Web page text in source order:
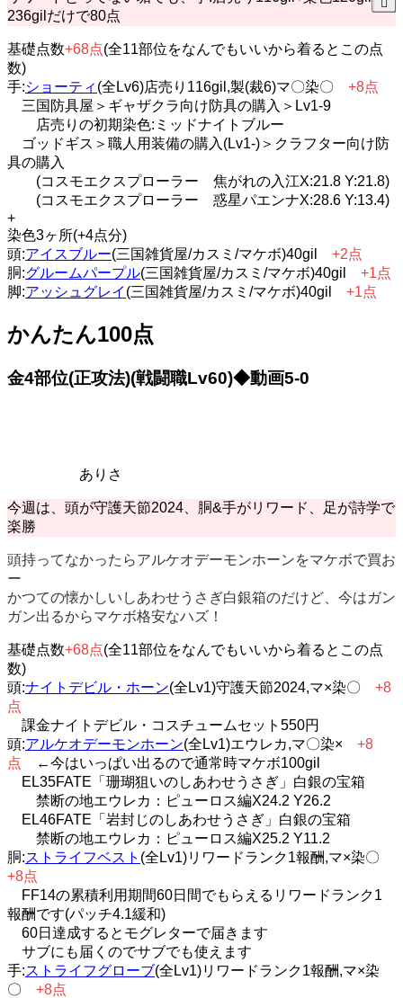
236gilだけで80点
基礎点数+68点(全11部位をなんでもいいから着るとこの点
数)
手:ショーティ (全Lv6)店売り116gil,製(裁6)マ〇染〇 +8点
三国防具屋＞ギャザクラ向け防具の購入＞Lv1-9
店売りの初期染色:ミッドナイトブルー
ゴッドギス＞職人用装備の購入(Lv1-)＞クラフター向け防
具の購入
(コスモエクスプローラー 焦がれの入江X:21.8 Y:21.8)
(コスモエクスプローラー 惑星パエンナX:28.6 Y:13.4)
+
染色3ヶ所(+4点分)
頭:アイスブルー(三国雑貨屋/カスミ/マケボ)40gil +2点
胴:グルームパープル(三国雑貨屋/カスミ/マケボ)40gil +1点
脚:アッシュグレイ (三国雑貨屋/カスミ/マケボ)40gil +1点
かんたん100点
金4部位(正攻法)(戦闘職Lv60)◆動画5-0
ありさ
今週は、頭が守護天節2024、胴&手がリワード、足が詩学で
楽勝
頭持ってなかったらアルケオデーモンホーンをマケボで買お
ー
かつての懐かしいしあわせうさぎ白銀箱のだけど、今はガン
ガン出るからマケボ格安なハズ！
基礎点数+68点(全11部位をなんでもいいから着るとこの点
数)
頭:ナイトデビル・ホーン(全Lv1)守護天節2024,マ×染〇 +8
点
課金ナイトデビル・コスチュームセット550円
頭:アルケオデーモンホーン(全Lv1)エウレカ,マ〇染× +8
点 ←今はいっぱい出るので通常時マケボ100gil
EL35FATE「珊瑚狙いのしあわせうさぎ」白銀の宝箱
禁断の地エウレカ：ピューロス編X24.2 Y26.2
EL46FATE「岩封じのしあわせうさぎ」白銀の宝箱
禁断の地エウレカ：ピューロス編X25.2 Y11.2
胴:ストライフベスト (全Lv1)リワードランク1報酬,マ×染〇
+8点
FF14の累積利用期間60日間でもらえるリワードランク1
報酬です(パッチ4.1緩和)
60日達成するとモグレターで届きます
サブにも届くのでサブでも使えます
手:ストライフグローブ(全Lv1)リワードランク1報酬,マ×染
〇 +8点